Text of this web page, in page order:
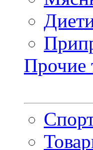
Прочие